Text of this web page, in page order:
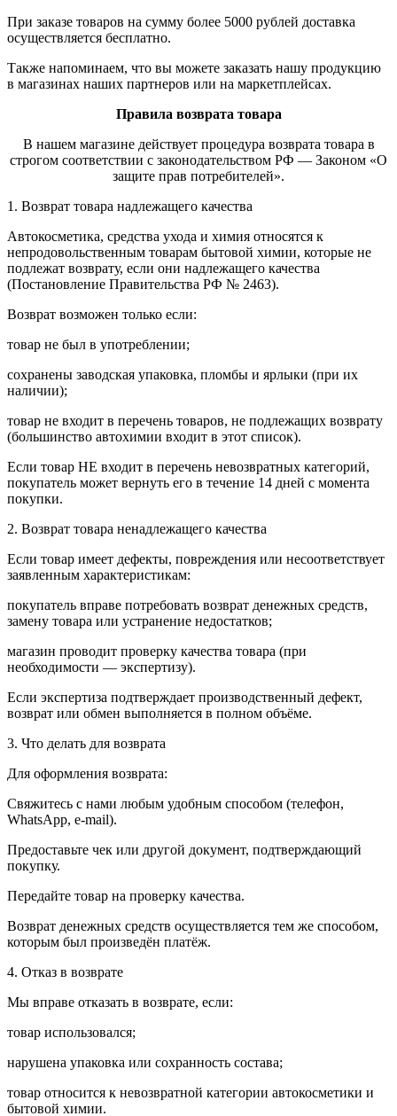
При заказе товаров на сумму более 5000 рублей доставка
осуществляется бесплатно.
Также напоминаем, что вы можете заказать нашу продукцию
в магазинах наших партнеров или на маркетплейсах.
Правила возврата товара
В нашем магазине действует процедура возврата товара в
строгом соответствии с законодательством РФ — Законом «О
защите прав потребителей».
1. Возврат товара надлежащего качества
Автокосметика, средства ухода и химия относятся к
непродовольственным товарам бытовой химии, которые не
подлежат возврату, если они надлежащего качества
(Постановление Правительства РФ № 2463).
Возврат возможен только если:
товар не был в употреблении;
сохранены заводская упаковка, пломбы и ярлыки (при их
наличии);
товар не входит в перечень товаров, не подлежащих возврату
(большинство автохимии входит в этот список).
Если товар НЕ входит в перечень невозвратных категорий,
покупатель может вернуть его в течение 14 дней с момента
покупки.
2. Возврат товара ненадлежащего качества
Если товар имеет дефекты, повреждения или несоответствует
заявленным характеристикам:
покупатель вправе потребовать возврат денежных средств,
замену товара или устранение недостатков;
магазин проводит проверку качества товара (при
необходимости — экспертизу).
Если экспертиза подтверждает производственный дефект,
возврат или обмен выполняется в полном объёме.
3. Что делать для возврата
Для оформления возврата:
Свяжитесь с нами любым удобным способом (телефон,
WhatsApp, e-mail).
Предоставьте чек или другой документ, подтверждающий
покупку.
Передайте товар на проверку качества.
Возврат денежных средств осуществляется тем же способом,
которым был произведён платёж.
4. Отказ в возврате
Мы вправе отказать в возврате, если:
товар использовался;
нарушена упаковка или сохранность состава;
товар относится к невозвратной категории автокосметики и
бытовой химии.